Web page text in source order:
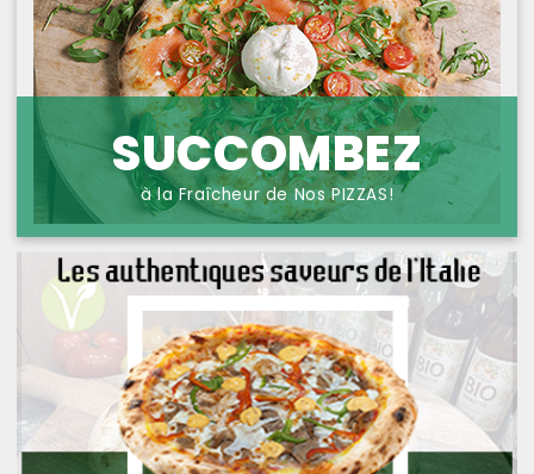
NOS PIZZAS FROMAGES
NOS SAVEURS D AILLEURS
OFFRE PRIMA
OFFRE MEZZO
MENUS BAMBINO
NOS PATES GRATINEES
NOS BURRITOS GRATINES
NOS PANINIS
PROTECTION DES
DONNÉES
SUCCOMBEZ
à la Fraîcheur de Nos PIZZAS!